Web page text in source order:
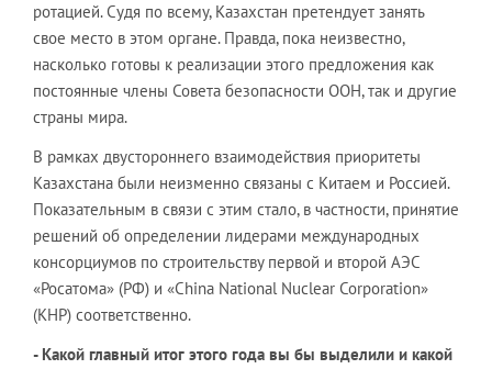
ротацией. Судя по всему, Казахстан претендует занять
свое место в этом органе. Правда, пока неизвестно,
насколько готовы к реализации этого предложения как
постоянные члены Совета безопасности ООН, так и другие
страны мира.
В рамках двустороннего взаимодействия приоритеты
Казахстана были неизменно связаны с Китаем и Россией.
Показательным в связи с этим стало, в частности, принятие
решений об определении лидерами международных
консорциумов по строительству первой и второй АЭС
«Росатома» (РФ) и «China National Nuclear Corporation»
(КНР) соответственно.
- Какой главный итог этого года вы бы выделили и какой